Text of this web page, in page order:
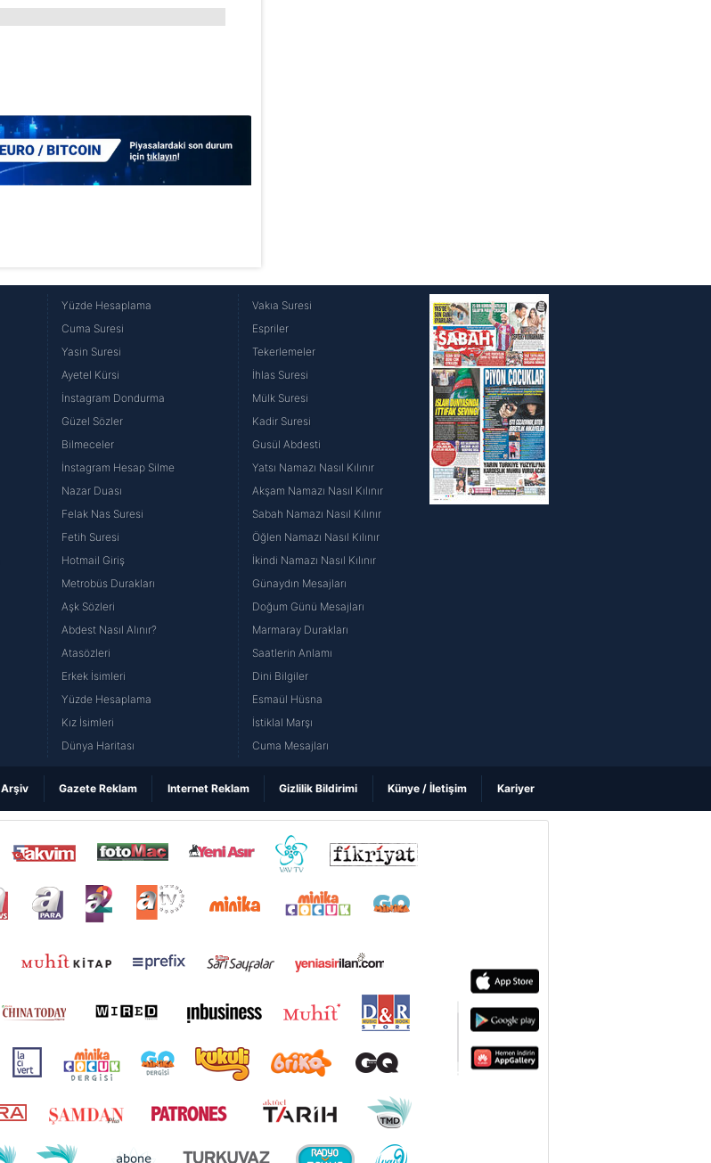
Yüzde Hesaplama
Cuma Suresi
Yasin Suresi
Ayetel Kürsi
İnstagram Dondurma
Güzel Sözler
Bilmeceler
İnstagram Hesap Silme
Nazar Duası
Felak Nas Suresi
Fetih Suresi
Hotmail Giriş
Metrobüs Durakları
Aşk Sözleri
Abdest Nasıl Alınır?
Atasözleri
Erkek İsimleri
Yüzde Hesaplama
Kız İsimleri
Dünya Haritası
Vakıa Suresi
Espriler
Tekerlemeler
İhlas Suresi
Mülk Suresi
Kadir Suresi
Gusül Abdesti
Yatsı Namazı Nasıl Kılınır
Akşam Namazı Nasıl Kılınır
Sabah Namazı Nasıl Kılınır
Öğlen Namazı Nasıl Kılınır
İkindi Namazı Nasıl Kılınır
Günaydın Mesajları
Doğum Günü Mesajları
Marmaray Durakları
Saatlerin Anlamı
Dini Bilgiler
Esmaül Hüsna
İstiklal Marşı
Cuma Mesajları
Arşiv Gazete Reklam Internet Reklam Gizlilik Bildirimi Künye / İletişim Kariyer